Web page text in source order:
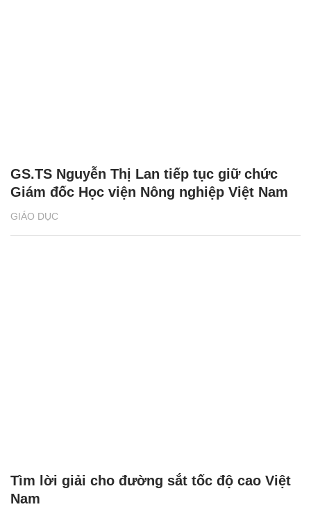
GIÁO DỤC
GS.TS Nguyễn Thị Lan tiếp tục giữ chức
Giám đốc Học viện Nông nghiệp Việt Nam
Tìm lời giải cho đường sắt tốc độ cao Việt
Nam